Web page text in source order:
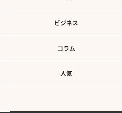
ビジネス
コラム
人気